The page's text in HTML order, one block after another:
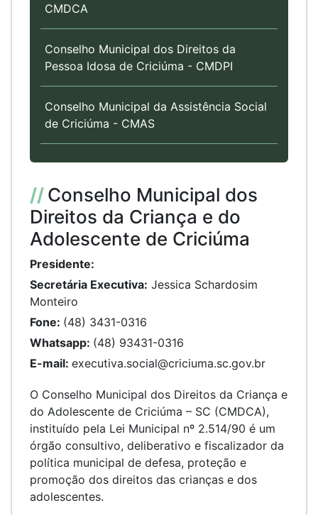
CMDCA
Conselho Municipal dos Direitos da
Pessoa Idosa de Criciúma - CMDPI
Conselho Municipal da Assistência Social
de Criciúma - CMAS
//Conselho Municipal dos
Direitos da Criança e do
Adolescente de Criciúma
Presidente:
Secretária Executiva: Jessica Schardosim
Monteiro
Fone: (48) 3431-0316
Whatsapp: (48) 93431-0316
E-mail: executiva.social@criciuma.sc.gov.br
O Conselho Municipal dos Direitos da Criança e
do Adolescente de Criciúma – SC (CMDCA),
instituído pela Lei Municipal nº 2.514/90 é um
órgão consultivo, deliberativo e fiscalizador da
política municipal de defesa, proteção e
promoção dos direitos das crianças e dos
adolescentes.